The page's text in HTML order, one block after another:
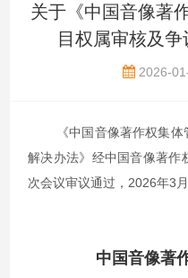
关于《中国音像著
目权属审核及
2026-
《中国音像著作权集
解决办法》经中国音像著作
次会议审议通过，2026年3月
中国音像著